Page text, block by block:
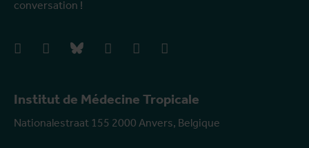
Institut de Médecine Tropicale
Nationalestraat 155 2000 Anvers, Belgique
conversation !
facebookinstagrambluesky linkedIn youtube